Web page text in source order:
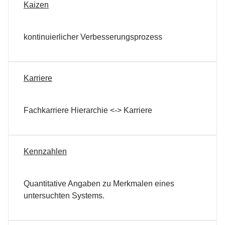
Kaizen
kontinuierlicher Verbesserungsprozess
Karriere
Fachkarriere Hierarchie <-> Karriere
Kennzahlen
Quantitative Angaben zu Merkmalen eines
untersuchten Systems.